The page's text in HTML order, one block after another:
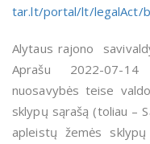
tar.lt/portal/lt/legalAct/
Alytaus rajono
Aprašu 2022-07-
nuosavybės teise
sklypų sąrašą (toliau –
apleistų žemės